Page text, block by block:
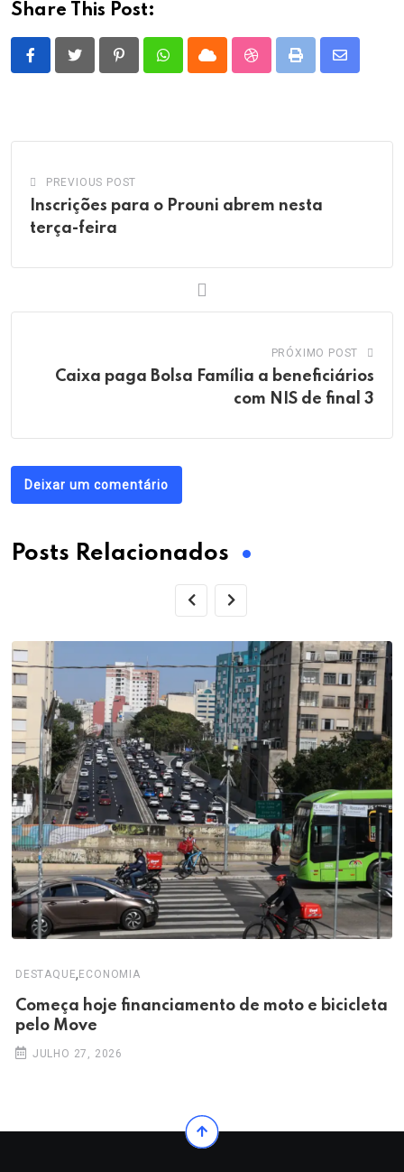
Share This Post:
PinterestWhatsappCloud StumbleUpon
Print
Share
PREVIOUS POST
Inscrições para o Prouni abrem nesta
terça-feira
PRÓXIMO POST
Caixa paga Bolsa Família a beneficiários
com NIS de final 3
Deixar um comentário
Posts Relacionados
DESTAQUE,ECONOMIA
Começa hoje financiamento de moto e bicicleta
pelo Move
JULHO 27, 2026